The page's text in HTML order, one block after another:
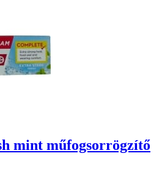
mint műfogsorrögzítő